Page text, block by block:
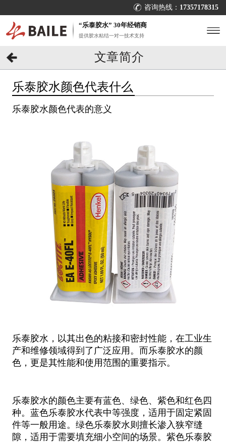
咨询热线： 17357178315
“乐泰胶水” 30年经销商
提供胶水粘结一对一技术支持
文章简介
乐泰胶水颜色代表什么
乐泰胶水颜色代表的意义
乐泰胶水，以其出色的粘接和密封性能，在工业生
产和维修领域得到了广泛应用。而乐泰胶水的颜
色，更是其性能和使用范围的重要指示。
乐泰胶水的颜色主要有蓝色、绿色、紫色和红色四
种。蓝色乐泰胶水代表中等强度，适用于固定紧固
件等一般用途。绿色乐泰胶水则擅长渗入狭窄缝
隙，适用于需要填充细小空间的场景。紫色乐泰胶